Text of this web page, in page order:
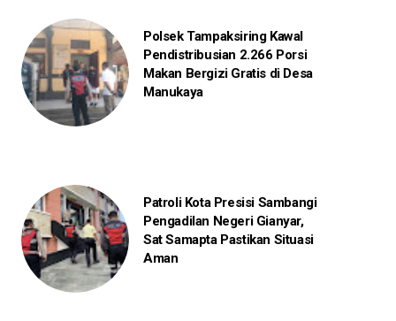
Polsek Tampaksiring Kawal
Pendistribusian 2.266 Porsi
Makan Bergizi Gratis di Desa
Manukaya
Patroli Kota Presisi Sambangi
Pengadilan Negeri Gianyar,
Sat Samapta Pastikan Situasi
Aman